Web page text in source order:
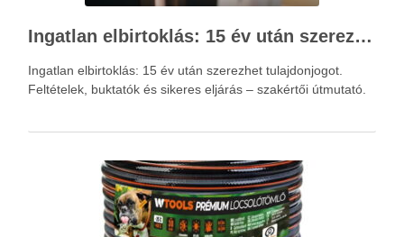
Ingatlan elbirtoklás: 15 év után szerezhet tulajdonjogot – szakértői útmutató
Ingatlan elbirtoklás: 15 év után szerezhet tulajdonjogot.
Feltételek, buktatók és sikeres eljárás – szakértői útmutató.